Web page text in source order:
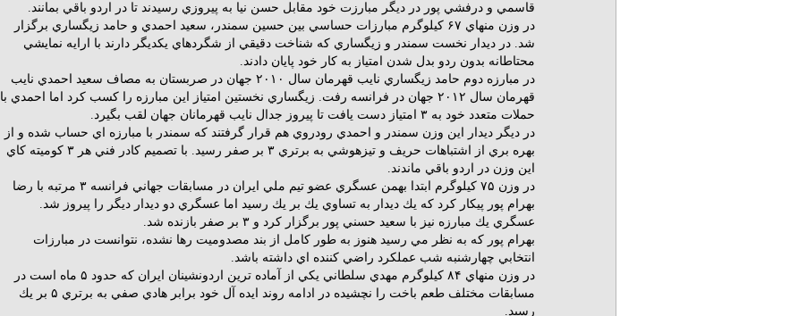
قاسمي و درفشي پور در ديگر مبارزت خود مقابل حسن نيا به پيروزي رسيدند تا در اردو باقي بمانند.
در وزن منهاي ۶۷ كيلوگرم مبارزات حساسي بين حسين سمندر، سعيد احمدي و حامد زيگساري برگزار
شد. در ديدار نخست سمندر و زيگساري كه شناخت دقيقي از شگردهاي يكديگر دارند با ارايه نمايشي
محتاطانه بدون ردو بدل شدن امتياز به كار خود پايان دادند.
در مبارزه دوم حامد زيگساري نايب قهرمان سال ۲۰۱۰ جهان در صربستان به مصاف سعيد احمدي نايب
قهرمان سال ۲۰۱۲ جهان در فرانسه رفت. زيگساري نخستين امتياز اين مبارزه را كسب كرد اما احمدي با
حملات متعدد خود به ۳ امتياز دست يافت تا پيروز جدال نايب قهرمانان جهان لقب بگيرد.
در ديگر ديدار اين وزن سمندر و احمدي رودروي هم قرار گرفتند كه سمندر با مبارزه اي حساب شده و از
بهره بري از اشتباهات حريف و تيزهوشي به برتري ۳ بر صفر رسيد. با تصميم كادر فني هر ۳ كوميته كاي
اين وزن در اردو باقي ماندند.
در وزن ۷۵ كيلوگرم ابتدا بهمن عسگري عضو تيم ملي ايران در مسابقات جهاني فرانسه ۳ مرتبه با رضا
بهرام پور پيكار كرد كه يك ديدار به تساوي يك بر يك رسيد اما عسگري دو ديدار ديگر را پيروز شد.
عسگري يك مبارزه نيز با سعيد حسني پور برگزار كرد و ۳ بر صفر بازنده شد.
بهرام پور كه به نظر مي رسيد هنوز به طور كامل از بند مصدوميت رها نشده، نتوانست در مبارزات
انتخابي چهارشنبه شب عملكرد راضي كننده اي داشته باشد.
در وزن منهاي ۸۴ كيلوگرم مهدي سلطاني يكي از آماده ترين اردونشينان ايران كه حدود ۵ ماه است در
مسابقات مختلف طعم باخت را نچشيده در ادامه روند ايده آل خود برابر هادي صفي به برتري ۵ بر يك
رسيد.